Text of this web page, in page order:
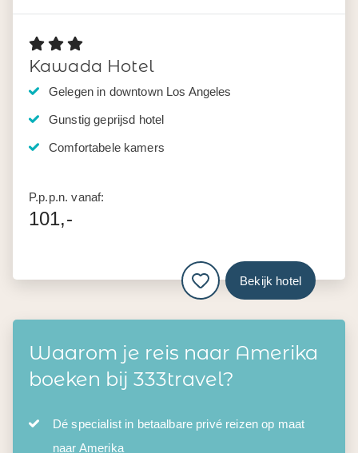
Kawada Hotel
Gelegen in downtown Los Angeles
Gunstig geprijsd hotel
Comfortabele kamers
P.p.p.n. vanaf:
101,-
Bekijk hotel
Waarom je reis naar Amerika
boeken bij 333travel?
Dé specialist in betaalbare privé reizen op maat
naar Amerika